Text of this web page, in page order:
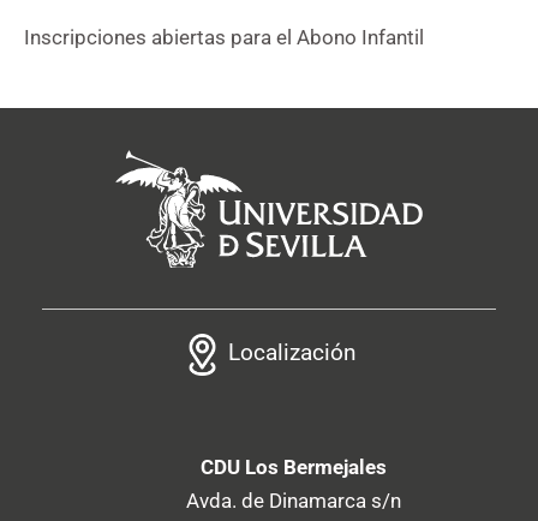
Inscripciones abiertas para el Abono Infantil
Localización
CDU Los Bermejales
Avda. de Dinamarca s/n